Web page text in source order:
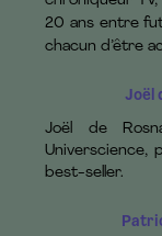
20 ans entre
chacun d’être
Joël
Joël de
Universcience,
best-seller.